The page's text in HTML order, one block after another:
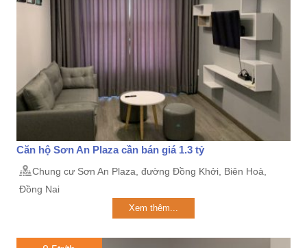
Căn hộ Sơn An Plaza cần bán giá 1.3 tỷ
Chung cư Sơn An Plaza, đường Đồng Khởi, Biên Hoà,
Đồng Nai
Xem thêm...